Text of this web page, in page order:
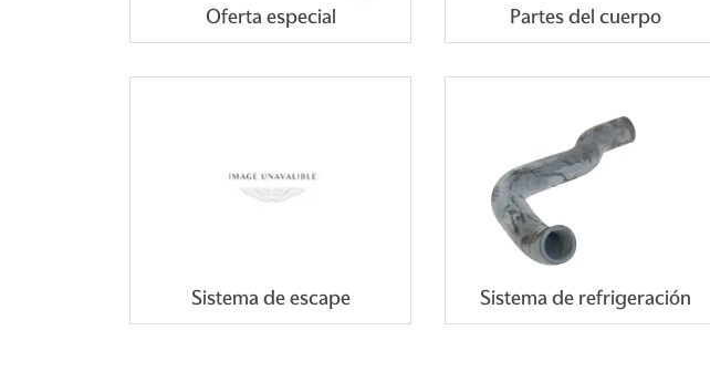
Oferta especial Partes del cuerpo
Sistema de escape Sistema de refrigeración